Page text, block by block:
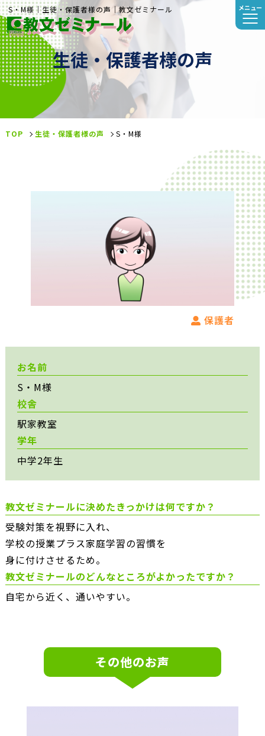
S・M様｜生徒・保護者様の声｜教文ゼミナール メニュー
生徒・保護者様の声
TOP 生徒・保護者様の声 S・M様
保護者
お名前
S・M様
校舎
駅家教室
学年
中学2年生
教文ゼミナールに決めたきっかけは何ですか？
受験対策を視野に入れ、
学校の授業プラス家庭学習の習慣を
身に付けさせるため。
教文ゼミナールのどんなところがよかったですか？
自宅から近く、通いやすい。
その他のお声